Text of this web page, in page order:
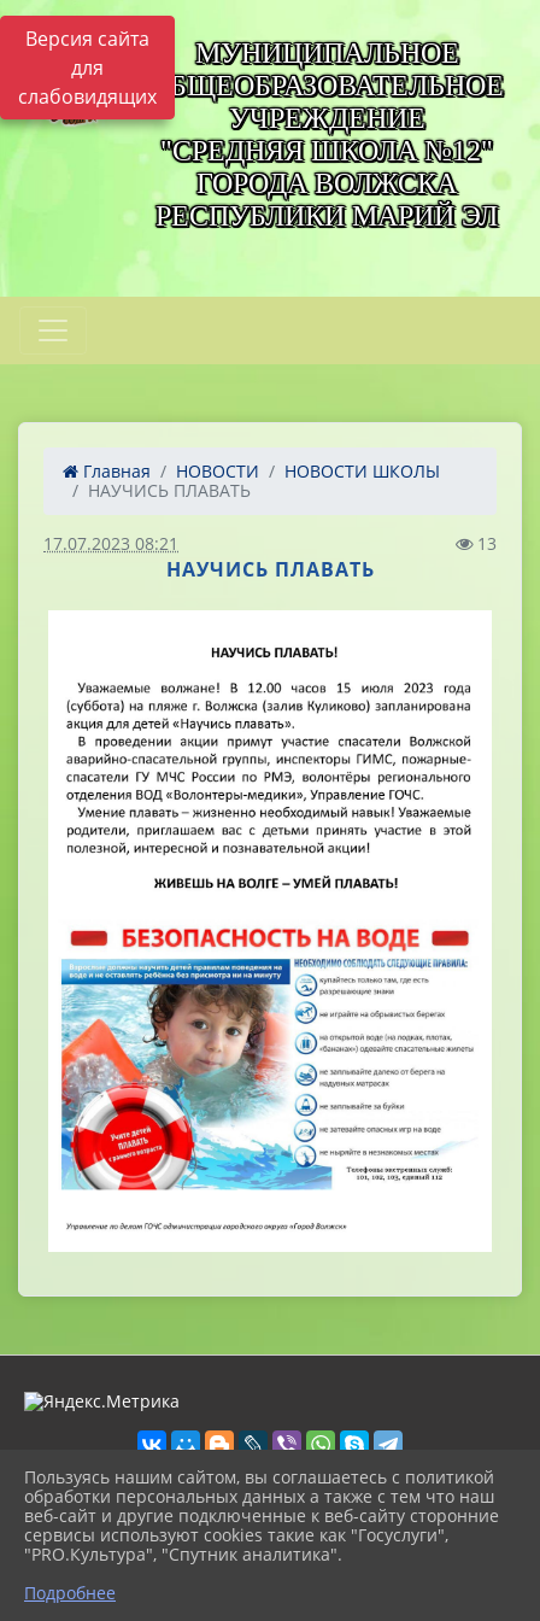
Версия сайта
для
слабовидящих
МУНИЦИПАЛЬНОЕ
ОБЩЕОБРАЗОВАТЕЛЬНОЕ
УЧРЕЖДЕНИЕ
"СРЕДНЯЯ ШКОЛА №12"
ГОРОДА ВОЛЖСКА
РЕСПУБЛИКИ МАРИЙ ЭЛ
Главная НОВОСТИ
НОВОСТИ ШКОЛЫ
НАУЧИСЬ ПЛАВАТЬ
17.07.2023 08:21 13
НАУЧИСЬ ПЛАВАТЬ
2026 г. volschool12.ru
Вход
Карта сайта
Политика обработки персональных данных
Пользуясь нашим сайтом, вы соглашаетесь с политикой
обработки персональных данных а также с тем что наш
веб-сайт и другие подключенные к веб-сайту сторонние
сервисы используют cookies такие как "Госуслуги",
"PRO.Культура", "Спутник аналитика".
Подробнее